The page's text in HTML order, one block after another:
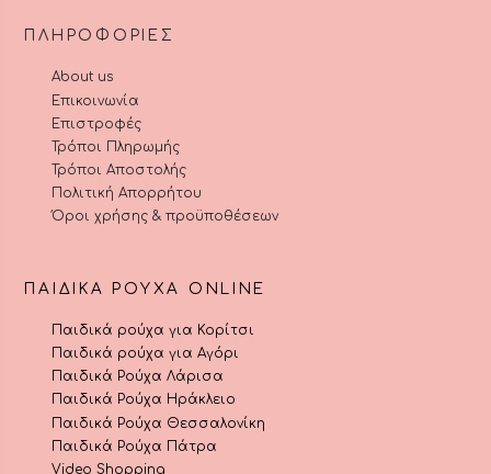
ΠΛΗΡΟΦΟΡΊΕΣ
About us
Επικοινωνία
Επιστροφές
Τρόποι Πληρωμής
Τρόποι Αποστολής
Πολιτική Απορρήτου
Όροι χρήσης & προϋποθέσεων
ΠΑΙΔΙΚΆ ΡΟΎΧΑ ONLINE
Παιδικά ρούχα για Κορίτσι
Παιδικά ρούχα για Αγόρι
Παιδικά Ρούχα Λάρισα
Παιδικά Ρούχα Ηράκλειο
Παιδικά Ρούχα Θεσσαλονίκη
Παιδικά Ρούχα Πάτρα
Video Shopping